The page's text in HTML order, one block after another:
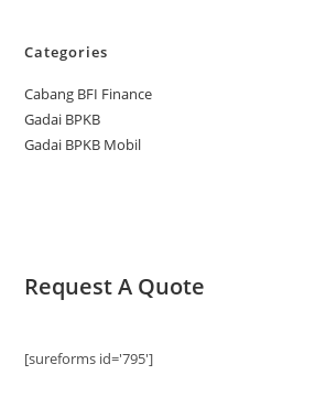
Categories
Cabang BFI Finance
Gadai BPKB
Gadai BPKB Mobil
Request A Quote
[sureforms id='795']